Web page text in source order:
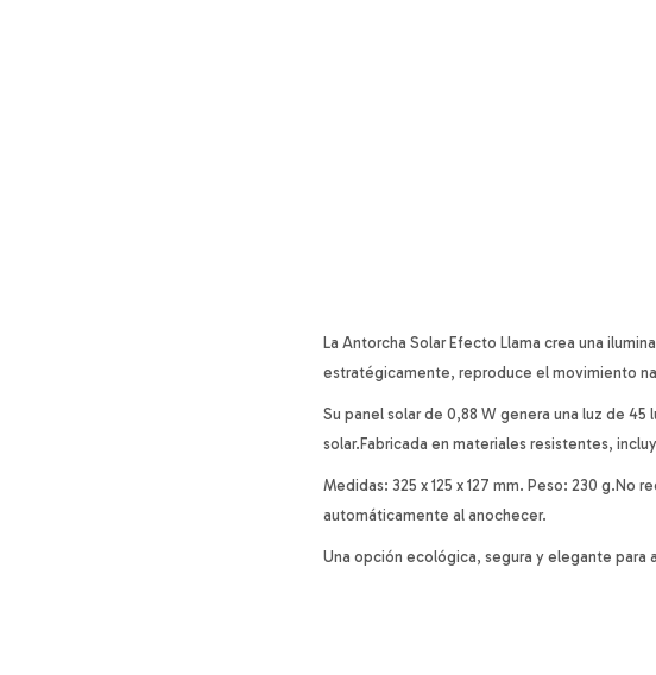
La Antorcha Solar Efecto Llama crea una
estratégicamente, reproduce el movimiento
Su panel solar de 0,88 W genera una luz de
solar.Fabricada en materiales resistentes,
Medidas: 325 x 125 x 127 mm. Peso: 230
automáticamente al anochecer.
Una opción ecológica, segura y elegante para